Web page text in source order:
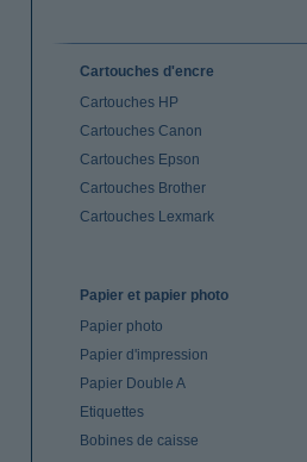
Cartouches d'encre
Cartouches HP
Cartouches Canon
Cartouches Epson
Cartouches Brother
Cartouches Lexmark
Papier et papier photo
Papier photo
Papier d'impression
Papier Double A
Etiquettes
Bobines de caisse